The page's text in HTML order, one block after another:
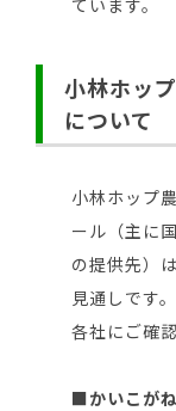
小林ホッ
について
小林ホップ
ール（主に
の提供先）
見通しです
各社にご確
■かいこがね